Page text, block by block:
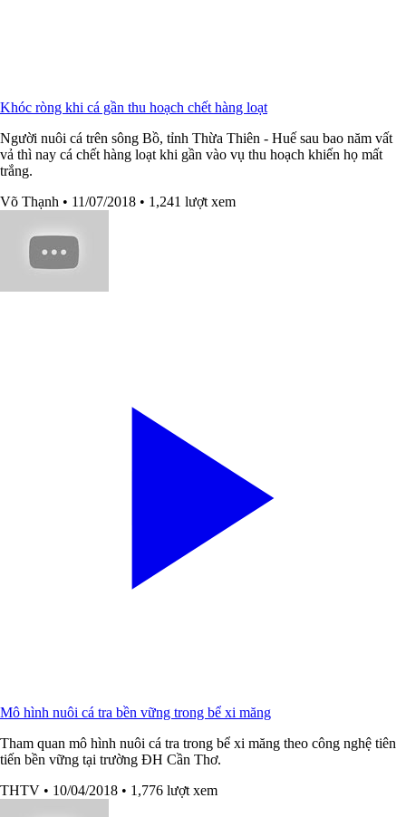
Khóc ròng khi cá gần thu hoạch chết hàng loạt
Người nuôi cá trên sông Bồ, tỉnh Thừa Thiên - Huế sau bao năm vất
vả thì nay cá chết hàng loạt khi gần vào vụ thu hoạch khiến họ mất
trắng.
Võ Thạnh • 11/07/2018 • 1,241 lượt xem
Mô hình nuôi cá tra bền vững trong bể xi măng
Tham quan mô hình nuôi cá tra trong bể xi măng theo công nghệ tiên
tiến bền vững tại trường ĐH Cần Thơ.
THTV • 10/04/2018 • 1,776 lượt xem